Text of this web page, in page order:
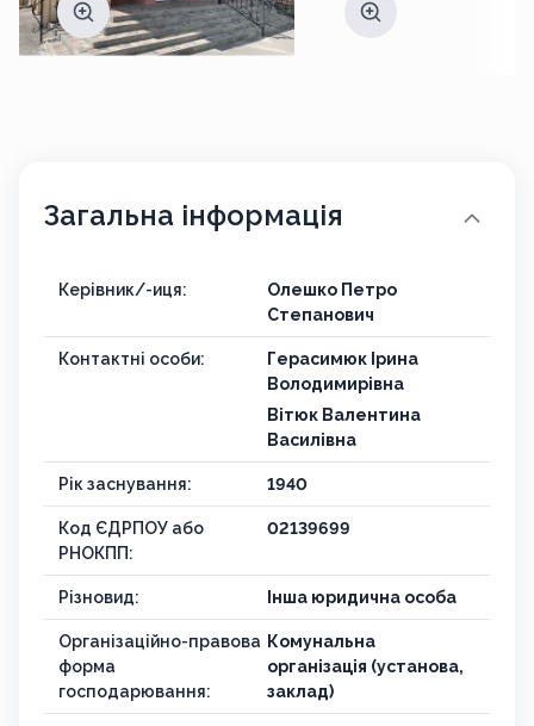
Загальна інформація
Керівник/-иця:
Олешко Петро
Степанович
Контактні особи:
Герасимюк Ірина
Володимирівна
Вітюк Валентина
Василівна
Рік заснування: 1940
Код ЄДРПОУ або
РНОКПП:
02139699
Різновид: Інша юридична особа
Організаційно-правова
форма
господарювання:
Комунальна
організація (установа,
заклад)